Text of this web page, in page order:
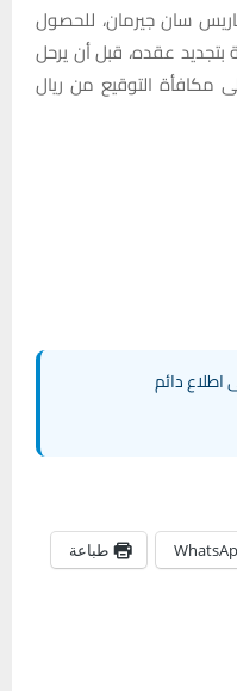
سان جيرمان، للحصول
بتجديد عقده، قبل أن يرحل
التوقيع من ريال
اطلاع دائم
طباعة